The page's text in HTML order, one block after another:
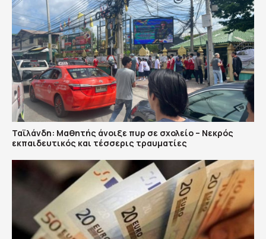
Ταϊλάνδη: Μαθητής άνοιξε πυρ σε σχολείο – Νεκρός
εκπαιδευτικός και τέσσερις τραυματίες